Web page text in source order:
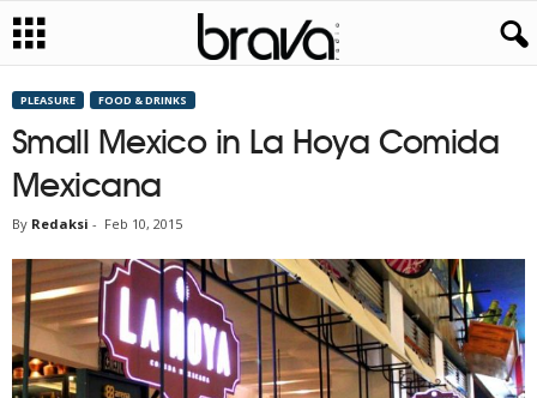
PLEASURE FOOD & DRINKS
Small Mexico in La Hoya Comida
Mexicana
By Redaksi - Feb 10, 2015